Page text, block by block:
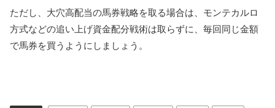
ただし、大穴高配当の馬券戦略を取る場合は、モンテカルロ
方式などの追い上げ資金配分戦術は取らずに、毎回同じ金額
で馬券を買うようにしましょう。